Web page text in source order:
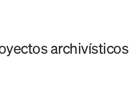
archivísticos